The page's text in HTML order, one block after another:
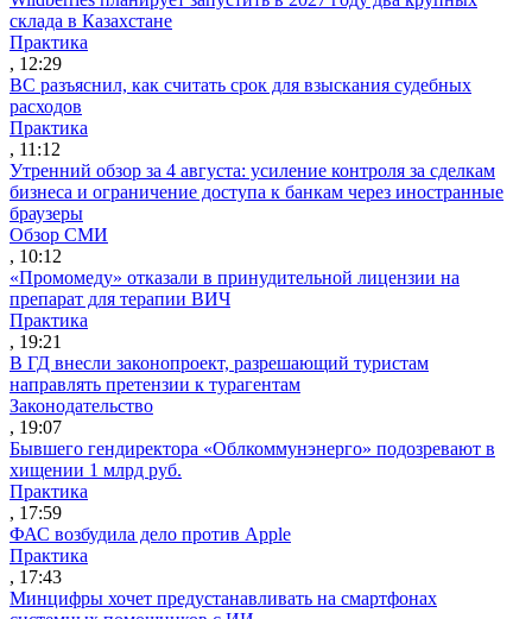
склада в Казахстане
Практика
, 12:29
ВС разъяснил, как считать срок для взыскания судебных
расходов
Практика
, 11:12
Утренний обзор за 4 августа: усиление контроля за сделкам
бизнеса и ограничение доступа к банкам через иностранные
браузеры
Обзор СМИ
, 10:12
«Промомеду» отказали в принудительной лицензии на
препарат для терапии ВИЧ
Практика
, 19:21
В ГД внесли законопроект, разрешающий туристам
направлять претензии к турагентам
Законодательство
, 19:07
Бывшего гендиректора «Облкоммунэнерго» подозревают в
хищении 1 млрд руб.
Практика
, 17:59
ФАС возбудила дело против Apple
Практика
, 17:43
Минцифры хочет предустанавливать на смартфонах